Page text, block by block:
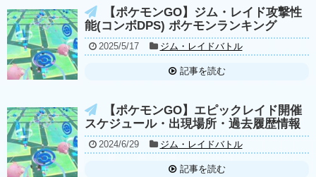
【ポケモンGO】ジム・レイド攻撃性
能(コンボDPS) ポケモンランキング
2025/5/17 ジム・レイドバトル
記事を読む
【ポケモンGO】エピックレイド開催
スケジュール・出現場所・過去履歴情報
2024/6/29 ジム・レイドバトル
記事を読む